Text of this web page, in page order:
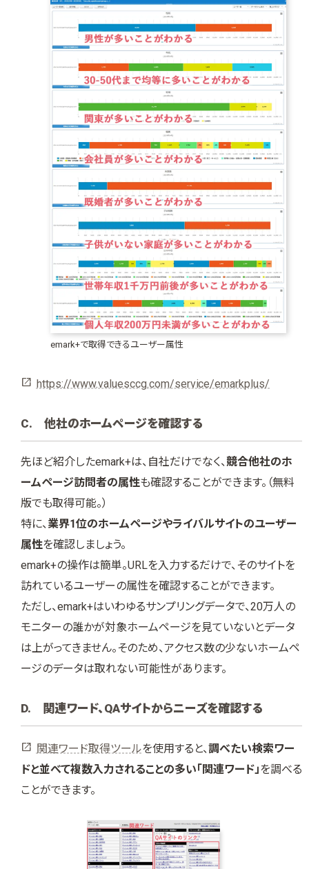
emark+で取得できるユーザー属性
https://www.valuesccg.com/service/emarkplus/
C. 他社のホームページを確認する
先ほど紹介したemark+は、自社だけでなく、競合他社のホ
ームページ訪問者の属性も確認することができます。（無料
版でも取得可能。）
特に、 業界1位のホームページやライバルサイトのユーザー
属性を確認しましょう。
emark+の操作は簡単。URLを入力するだけで、そのサイトを
訪れているユーザーの属性を確認することができます。
ただし、emark+はいわゆるサンプリングデータで、20万人の
モニターの誰かが対象ホームページを見ていないとデータ
は上がってきません。そのため、アクセス数の少ないホームペ
ージのデータは取れない可能性があります。
D. 関連ワード、QAサイトからニーズを確認する
関連ワード取得ツールを使用すると、調べたい検索ワー
ドと並べて複数入力されることの多い「関連ワード」を調べる
ことができます。